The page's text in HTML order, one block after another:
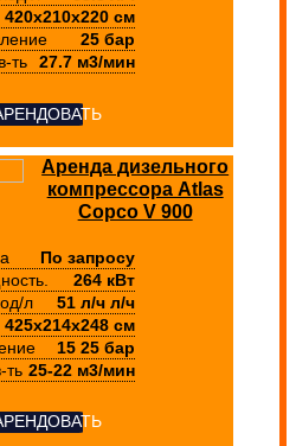
420х210х220 см
25 бар
ть
27.7 м3/мин
Аренда дизельного
компрессора Atlas
Copco V 900
По запросу
264 кВт
л
51 л/ч л/ч
425х214х248 см
15 25 бар
ть 25-22 м3/мин